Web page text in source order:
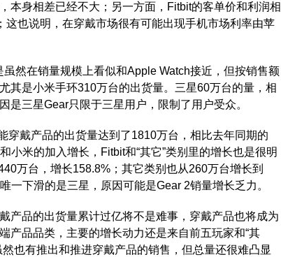
本身相差已经不大；另一方面，Fitbit的客单价和利润相
这也说明，在穿戴市场很有可能出现手机市场利率由苹
然在销量规模上看似和Apple Watch接近，但按销售额
其是小米手环310万台的出货量。三星60万台的量，相
是三星Gear只限于三星用户，限制了用户受众。
穿戴产品的出货量达到了1810万台，相比去年同期的
小米的加入增长，Fitbit和“其它”类别里的增长也是很明
万台，增长158.8%；其它类别也从260万台增长到
一下滑的是三星，原因可能是Gear 2销量增长乏力。
产品的出货量累计过亿将不是难事，穿戴产品也将成为
产品品类，主要的增长动力还是来自前五玩家和“其
也有推出和推进穿戴产品的销售，但总量还很难凸显